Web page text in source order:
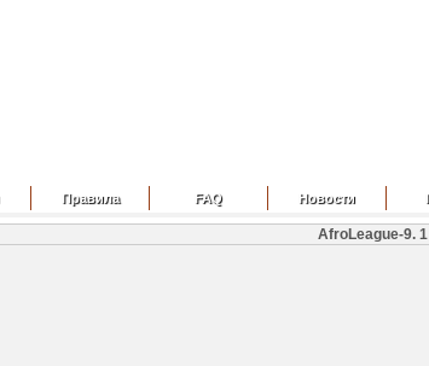
Правила FAQ Новости
AfroLeague-9. 1